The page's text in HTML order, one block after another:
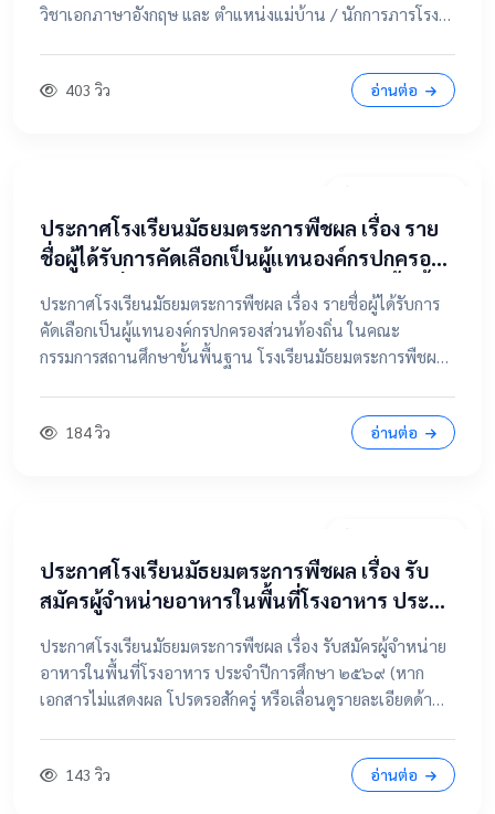
วิชาเอกภาษาอังกฤษ และ ตำแหน่งแม่บ้าน / นักการภารโรง
403 วิว อ่านต่อ
ประกาศโรงเรียนมัธยมตระการพืชผล เรื่อง ราย
ชื่อผู้ได้รับการคัดเลือกเป็นผู้แทนองค์กรปกครอง
ส่วนท้องถิ่น ในคณะกรรมการสถานศึกษาขั้นพื้น
ฐาน
ประกาศโรงเรียนมัธยมตระการพืชผล เรื่อง รายชื่อผู้ได้รับการ
คัดเลือกเป็นผู้แทนองค์กรปกครองส่วนท้องถิ่น ในคณะ
กรรมการสถานศึกษาขั้นพื้นฐาน โรงเรียนมัธยมตระการพืชผล
184 วิว อ่านต่อ
ประกาศโรงเรียนมัธยมตระการพืชผล เรื่อง รับ
สมัครผู้จำหน่ายอาหารในพื้นที่โรงอาหาร ประจำ
ปีการศึกษา ๒๕๖๙
ประกาศโรงเรียนมัธยมตระการพืชผล เรื่อง รับสมัครผู้จำหน่าย
อาหารในพื้นที่โรงอาหาร ประจำปีการศึกษา ๒๕๖๙ (หาก
เอกสารไม่แสดงผล โปรดรอสักครู่ หรือเลื่อนดูรายละเอียดด้าน
143 วิว อ่านต่อ